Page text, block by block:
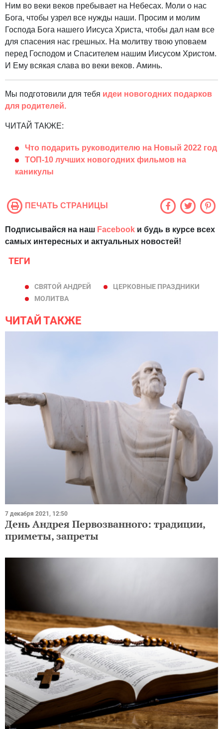
Ним во веки веков пребывает на Небесах. Моли о нас
Бога, чтобы узрел все нужды наши. Просим и молим
Господа Бога нашего Иисуса Христа, чтобы дал нам все
для спасения нас грешных. На молитву твою уповаем
перед Господом и Спасителем нашим Иисусом Христом.
И Ему всякая слава во веки веков. Аминь.
Мы подготовили для тебя идеи новогодних подарков
для родителей.
ЧИТАЙ ТАКЖЕ:
Что подарить руководителю на Новый 2022 год
ТОП-10 лучших новогодних фильмов на
каникулы
ПЕЧАТЬ СТРАНИЦЫ
Подписывайся на наш Facebook и будь в курсе всех
самых интересных и актуальных новостей!
ТЕГИ
СВЯТОЙ АНДРЕЙ
ЦЕРКОВНЫЕ ПРАЗДНИКИ
МОЛИТВА
ЧИТАЙ ТАКЖЕ
7 декабря 2021, 12:50
День Андрея Первозванного: традиции,
приметы, запреты